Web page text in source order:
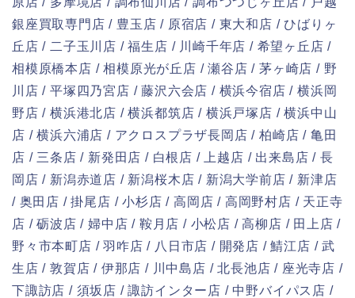
銀座買取専門店 / 豊玉店 / 原宿店 / 東大和店 / ひばりヶ
丘店 / 二子玉川店 / 福生店 / 川崎千年店 / 希望ヶ丘店 /
相模原橋本店 / 相模原光が丘店 / 瀬谷店 / 茅ヶ崎店 / 野
川店 / 平塚四乃宮店 / 藤沢六会店 / 横浜今宿店 / 横浜岡
野店 / 横浜港北店 / 横浜都筑店 / 横浜戸塚店 / 横浜中山
店 / 横浜六浦店 / アクロスプラザ長岡店 / 柏崎店 / 亀田
店 / 三条店 / 新発田店 / 白根店 / 上越店 / 出来島店 / 長
岡店 / 新潟赤道店 / 新潟桜木店 / 新潟大学前店 / 新津店
/ 奥田店 / 掛尾店 / 小杉店 / 高岡店 / 高岡野村店 / 天正寺
店 / 砺波店 / 婦中店 / 鞍月店 / 小松店 / 高柳店 / 田上店 /
野々市本町店 / 羽咋店 / 八日市店 / 開発店 / 鯖江店 / 武
生店 / 敦賀店 / 伊那店 / 川中島店 / 北長池店 / 座光寺店 /
下諏訪店 / 須坂店 / 諏訪インター店 / 中野バイパス店 /